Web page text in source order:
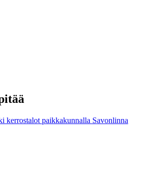
kerrostalot paikkakunnalla Savonlinna